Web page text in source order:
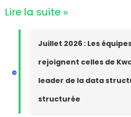
Lire la suite »
Juillet 2026 : Les
rejoignent celles de
leader de la data
structurée